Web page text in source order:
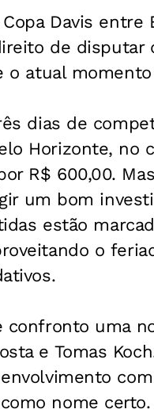
Davis
de
atual
dias de
Horizonte, no
R$ 600,00.
um bom
estão
o
confronto uma
e Tomas
nome